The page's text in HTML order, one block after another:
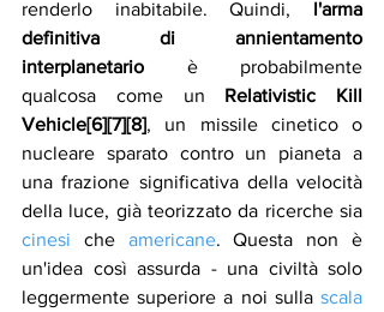
renderlo inabitabile. Quindi, l'arma
definitiva di annientamento
interplanetario è probabilmente
qualcosa come un Relativistic Kill
Vehicle[6][7][8], un missile cinetico o
nucleare sparato contro un pianeta a
una frazione significativa della velocità
cinesi che americane. Questa non è
un'idea così assurda - una civiltà solo
leggermente superiore a noi sulla scala